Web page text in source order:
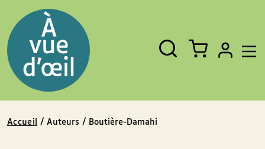
Fermer
Rechercher
un
livre,
un
auteur,
un
EAN
Accueil / Auteurs / Boutière-Damahi